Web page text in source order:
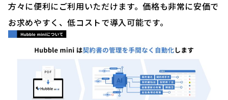
方々に便利にご利用いただけます。価格も非常に安価で
お求めやすく、低コストで導入可能です。